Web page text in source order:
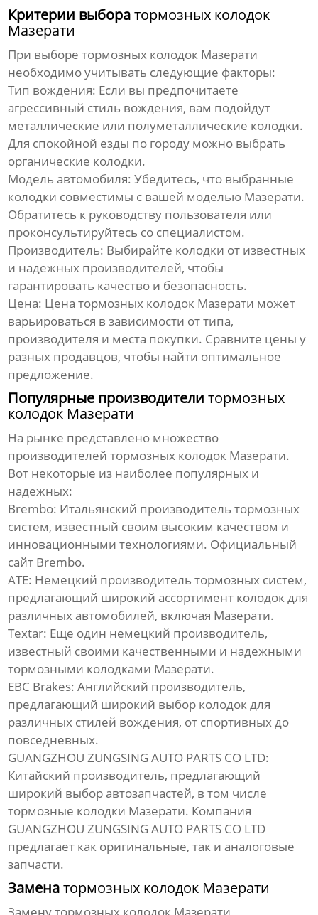
Критерии выборатормозных колодок
Мазерати
При выборетормозных колодок Мазерати
необходимо учитывать следующие факторы:
Тип вождения: Если вы предпочитаете
агрессивный стиль вождения, вам подойдут
металлические или полуметаллические колодки.
Для спокойной езды по городу можно выбрать
органические колодки.
Модель автомобиля: Убедитесь, что выбранные
колодки совместимы с вашей моделью Мазерати.
Обратитесь к руководству пользователя или
проконсультируйтесь со специалистом.
Производитель: Выбирайте колодки от известных
и надежных производителей, чтобы
гарантировать качество и безопасность.
Цена: Ценатормозных колодок Мазерати может
варьироваться в зависимости от типа,
производителя и места покупки. Сравните цены у
разных продавцов, чтобы найти оптимальное
предложение.
Популярные производителитормозных
колодок Мазерати
На рынке представлено множество
производителейтормозных колодок Мазерати.
Вот некоторые из наиболее популярных и
надежных:
Brembo: Итальянский производитель тормозных
систем, известный своим высоким качеством и
инновационными технологиями. Официальный
сайт Brembo.
ATE: Немецкий производитель тормозных систем,
предлагающий широкий ассортимент колодок для
различных автомобилей, включая Мазерати.
Textar: Еще один немецкий производитель,
известный своими качественными и надежными
тормозными колодками Мазерати.
EBC Brakes: Английский производитель,
предлагающий широкий выбор колодок для
различных стилей вождения, от спортивных до
повседневных.
GUANGZHOU ZUNGSING AUTO PARTS CO LTD:
Китайский производитель, предлагающий
широкий выбор автозапчастей, в том числе
тормозные колодки Мазерати. Компания
GUANGZHOU ZUNGSING AUTO PARTS CO LTD
предлагает как оригинальные, так и аналоговые
запчасти.
Заменатормозных колодок Мазерати
Заменутормозных колодок Мазерати